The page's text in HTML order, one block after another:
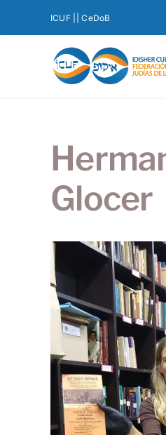
ICUF | | CeDoB
Glocer